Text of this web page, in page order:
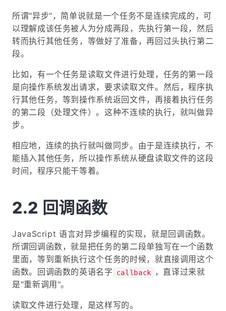
所谓"异步"，简单说就是一个任务不是连续完成的，可
以理解成该任务被人为分成两段，先执行第一段，然后
转而执行其他任务，等做好了准备，再回过头执行第二
段。
比如，有一个任务是读取文件进行处理，任务的第一段
是向操作系统发出请求，要求读取文件。然后，程序执
行其他任务，等到操作系统返回文件，再接着执行任务
的第二段（处理文件）。这种不连续的执行，就叫做异
步。
相应地，连续的执行就叫做同步。由于是连续执行，不
能插入其他任务，所以操作系统从硬盘读取文件的这段
时间，程序只能干等着。
回调函数
JavaScript 语言对异步编程的实现，就是回调函数。
所谓回调函数，就是把任务的第二段单独写在一个函数
里面，等到重新执行这个任务的时候，就直接调用这个
函数。回调函数的英语名字
callback
，直译过来就
是"重新调用"。
读取文件进行处理，是这样写的。